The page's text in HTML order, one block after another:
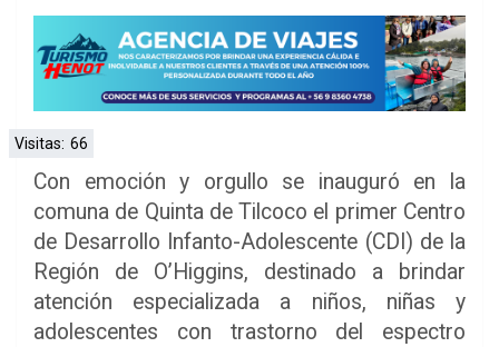
Visitas: 66
Con emoción y orgullo se inauguró en la
comuna de Quinta de Tilcoco el primer Centro
de Desarrollo Infanto-Adolescente (CDI) de la
Región de O’Higgins, destinado a brindar
atención especializada a niños, niñas y
adolescentes con trastorno del espectro